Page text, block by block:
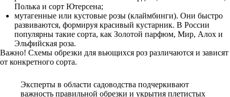
Полька и сорт Ютерсена;
мутагенные или кустовые розы (клаймбинги). Они быстро
развиваются, формируя красивый кустарник. В России
популярны такие сорта, как Золотой парфюм, Мир, Алох и
Эльфийская роза.
Важно! Схемы обрезки для вьющихся роз различаются и зависят
от конкретного сорта.
Эксперты в области садоводства подчеркивают
важность правильной обрезки и укрытия плетистых